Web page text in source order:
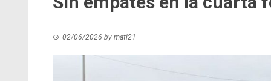
02/06/2026 by mati21